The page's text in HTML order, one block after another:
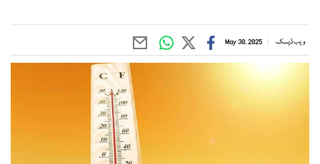
ویب ڈیسک May 30, 2025